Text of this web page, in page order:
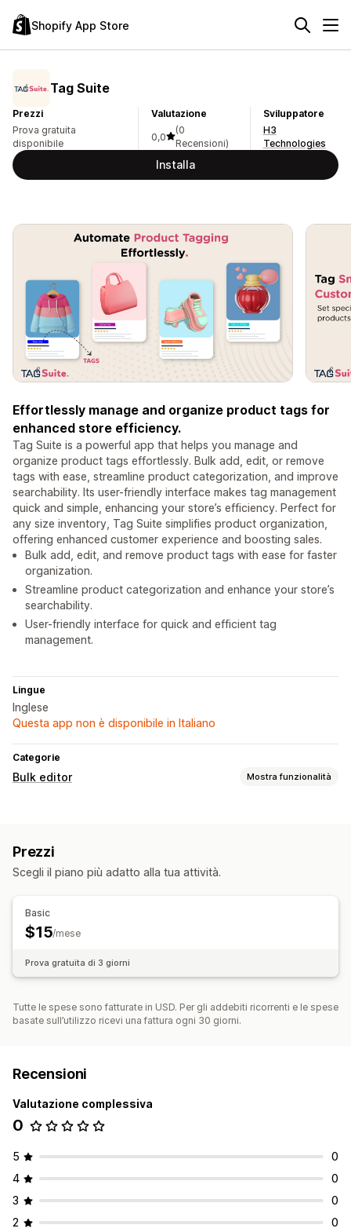
Shopify App Store
Tag Suite
Prezzi
Prova gratuita
disponibile
Valutazione
0,0
(0
Recensioni)
Sviluppatore
H3
Technologies
Installa
Effortlessly manage and organize product tags for
enhanced store efficiency.
Tag Suite is a powerful app that helps you manage and
organize product tags effortlessly. Bulk add, edit, or remove
tags with ease, streamline product categorization, and improve
searchability. Its user-friendly interface makes tag management
quick and simple, enhancing your store’s efficiency. Perfect for
any size inventory, Tag Suite simplifies product organization,
offering enhanced customer experience and boosting sales.
Bulk add, edit, and remove product tags with ease for faster
organization.
Streamline product categorization and enhance your store’s
searchability.
User-friendly interface for quick and efficient tag
management.
Lingue
Inglese
Questa app non è disponibile in Italiano
Categorie
Bulk editor Mostra funzionalità
Prezzi
Scegli il piano più adatto alla tua attività.
Basic
$15/mese
Prova gratuita di 3 giorni
Tutte le spese sono fatturate in USD. Per gli addebiti ricorrenti e le spese
basate sull’utilizzo ricevi una fattura ogni 30 giorni.
Recensioni
Valutazione complessiva
0
5
0
4
0
3
0
2
0